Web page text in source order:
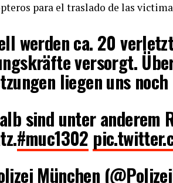
para el traslado de las
werden ca. 20
versorgt.
liegen uns
sind unter anderem
#muc1302
München